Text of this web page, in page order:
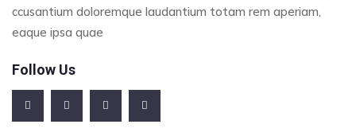
ccusantium doloremque laudantium totam rem aperiam,
eaque ipsa quae
Follow Us